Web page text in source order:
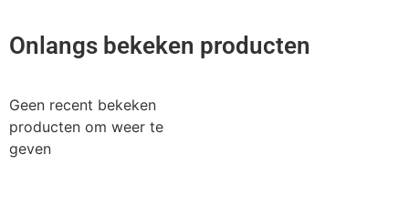
Onlangs bekeken producten
Geen recent bekeken
producten om weer te
geven